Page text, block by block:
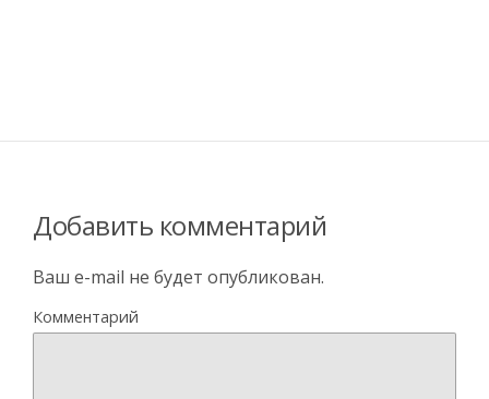
Добавить комментарий
Ваш e-mail не будет опубликован.
Комментарий